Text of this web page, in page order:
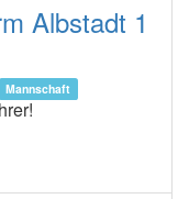
Albstadt 1
Mannschaft